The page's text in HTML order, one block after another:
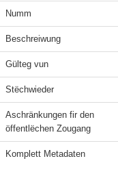
Numm
Beschreiwung
Gülteg vun
Stëchwieder
Aschränkungen fir den
öffentlëchen Zougang
Komplett Metadaten